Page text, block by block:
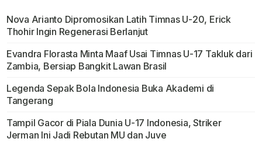
Nova Arianto Dipromosikan Latih Timnas U-20, Erick
Thohir Ingin Regenerasi Berlanjut
Evandra Florasta Minta Maaf Usai Timnas U-17 Takluk dari
Zambia, Bersiap Bangkit Lawan Brasil
Legenda Sepak Bola Indonesia Buka Akademi di
Tangerang
Tampil Gacor di Piala Dunia U-17 Indonesia, Striker
Jerman Ini Jadi Rebutan MU dan Juve